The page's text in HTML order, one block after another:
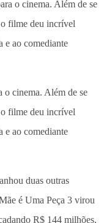
o cinema. Além de se
filme deu incrível
e ao comediante